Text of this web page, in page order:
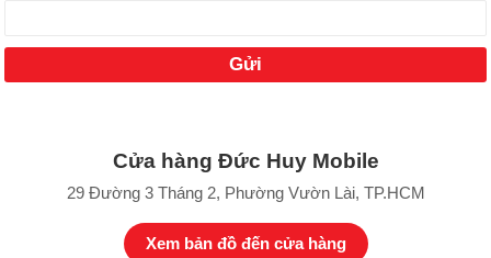
Cửa hàng Đức Huy Mobile
29 Đường 3 Tháng 2, Phường Vườn Lài, TP.HCM
Xem bản đồ đến cửa hàng